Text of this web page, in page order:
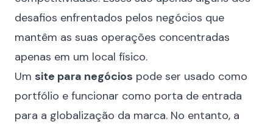
desafios enfrentados pelos negócios que
mantêm as suas operações concentradas
apenas em um local físico.
Um site para negócios pode ser usado como
portfólio e funcionar como porta de entrada
para a globalização da marca. No entanto, a